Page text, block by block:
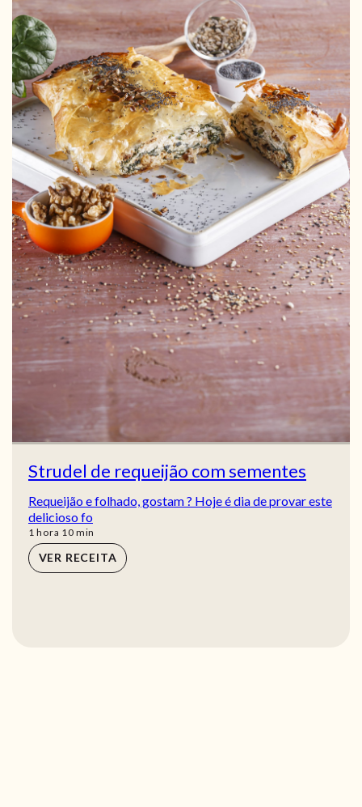
Strudel de requeijão com sementes
Requeijão e folhado, gostam ? Hoje é dia de provar este
delicioso fo
1 hora
hora 10min
min
VER RECEITA